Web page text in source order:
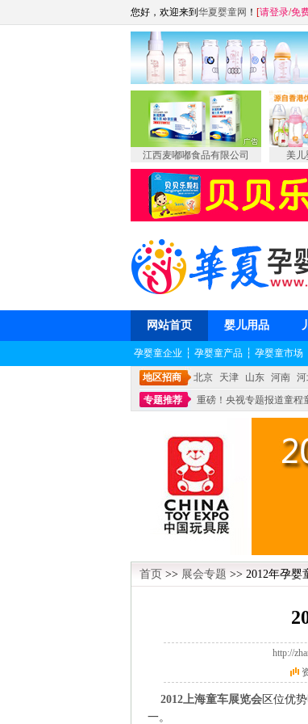
您好，欢迎来到 华夏婴童网 ！ [请登录/免
江西麦嘟嘟食品有限公司 美儿
网站首页 婴儿用品
孕婴童企业 ┆ 孕婴童产品 ┆ 孕婴童市场
地区招商 北京 天津 山东 河南
专题推荐
重磅！央视专题报道童程
不能再单纯地销售产品,而要向增强服
首页 >> 展会专题 >> 2012年孕婴
http://
2012上海童车展览会 区位优
一。